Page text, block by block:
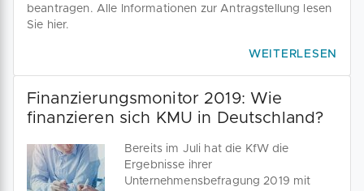
beantragen. Alle Informationen zur Antragstellung lesen
Sie hier.
WEITERLESEN
Finanzierungsmonitor 2019: Wie
finanzieren sich KMU in Deutschland?
Bereits im Juli hat die KfW die
Ergebnisse ihrer
Unternehmensbefragung 2019 mit